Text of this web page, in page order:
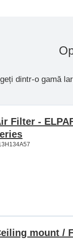
dintr-o gamă
Filter -
mount /